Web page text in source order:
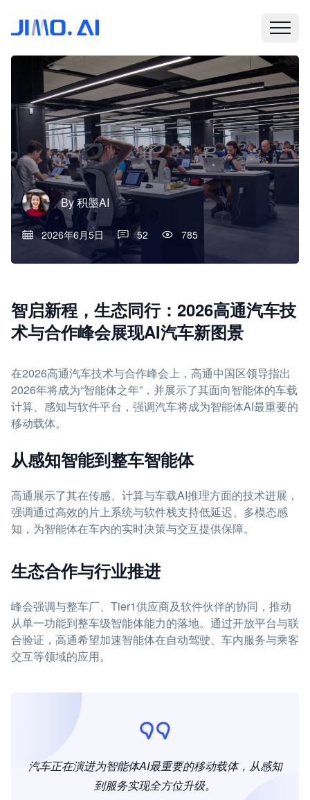
By积墨AI
2026年6月5日 52 785
智启新程，生态同行：2026高通汽车技
术与合作峰会展现AI汽车新图景
在2026高通汽车技术与合作峰会上，高通中国区领导指出
2026年将成为“智能体之年”，并展示了其面向智能体的车载
计算、感知与软件平台，强调汽车将成为智能体AI最重要的
移动载体。
从感知智能到整车智能体
高通展示了其在传感、计算与车载AI推理方面的技术进展，
强调通过高效的片上系统与软件栈支持低延迟、多模态感
知，为智能体在车内的实时决策与交互提供保障。
生态合作与行业推进
峰会强调与整车厂、Tier1供应商及软件伙伴的协同，推动
从单一功能到整车级智能体能力的落地。通过开放平台与联
合验证，高通希望加速智能体在自动驾驶、车内服务与乘客
交互等领域的应用。
汽车正在演进为智能体AI最重要的移动载体，从感知
到服务实现全方位升级。